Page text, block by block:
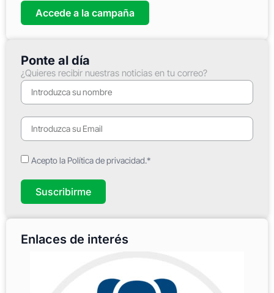
Accede a la campaña
Ponte al día
¿Quieres recibir nuestras noticias en tu correo?
Acepto la Política de privacidad.*
Suscribirme
Enlaces de interés